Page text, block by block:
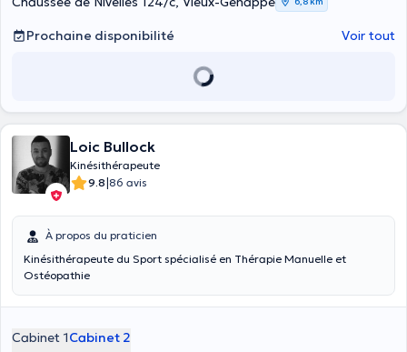
Prochaine disponibilité Voir tout
Loic Bullock
Kinésithérapeute
9.8|86 avis
À propos du praticien
Kinésithérapeute du Sport spécialisé en Thérapie Manuelle et
Ostéopathie
Cabinet 1Cabinet 2